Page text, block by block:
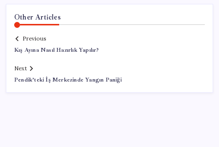
Other Articles
Previous
Kış Ayına Nasıl Hazırlık Yapılır?
Next
Pendik’teki İş Merkezinde Yangın Paniği